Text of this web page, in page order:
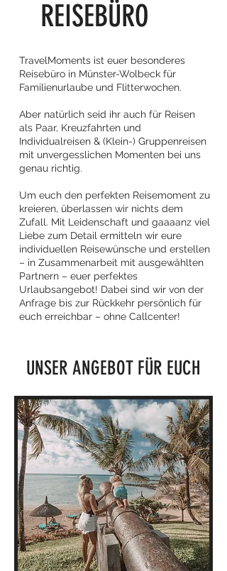
REISEBÜRO
TravelMoments ist euer besonderes
Reisebüro in Münster-Wolbeck für
Familienurlaube und Flitterwochen.
Aber natürlich seid ihr auch für Reisen
als Paar, Kreuzfahrten und
Individualreisen & (Klein-) Gruppenreisen
mit unvergesslichen Momenten bei uns
genau richtig.
Um euch den perfekten Reisemoment zu
kreieren, überlassen wir nichts dem
Zufall. Mit Leidenschaft und gaaaanz viel
Liebe zum Detail ermitteln wir eure
individuellen Reisewünsche und erstellen
– in Zusammenarbeit mit ausgewählten
Partnern – euer perfektes
Urlaubsangebot! Dabei sind wir von der
Anfrage bis zur Rückkehr persönlich für
euch erreichbar – ohne Callcenter!
UNSER ANGEBOT FÜR EUCH